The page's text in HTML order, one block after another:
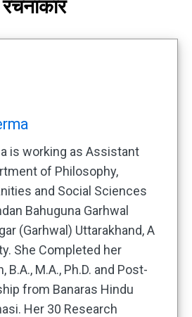
रचनाकार
is working as Assistant
of Philosophy,
and Social Sciences
Bahuguna Garhwal
(Garhwal) Uttarakhand, A
She Completed her
B.A., M.A., Ph.D. and Post-
from Banaras Hindu
Her 30 Research